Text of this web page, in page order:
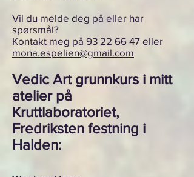
Vil du melde deg på eller har
spørsmål?
Kontakt meg på 93 22 66 47 eller
mona.espelien@gmail.com
Vedic Art grunnkurs i mitt
atelier på
Kruttlaboratoriet,
Fredriksten festning i
Halden: